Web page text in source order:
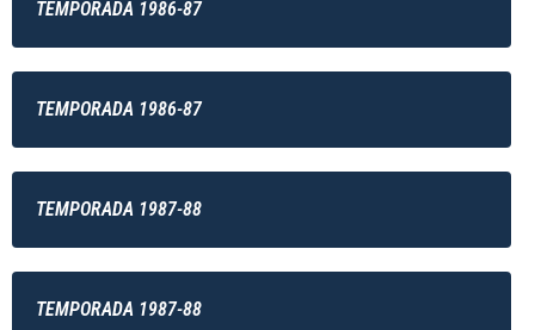
TEMPORADA 1986-87
TEMPORADA 1986-87
TEMPORADA 1987-88
TEMPORADA 1987-88